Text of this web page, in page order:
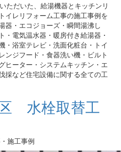
ただいた、給湯機器とキッチンリ
イレリフォーム工事の施工事例を
器・エコジョーズ・瞬間湯沸し
・電気温水器・暖房付き給湯器・
・浴室テレビ・洗面化粧台・トイ
ンジフード・食器洗い機・ビルト
ヒーター・システムキッチン・エ
採など住宅設備に関する全ての工
水栓取替工
施工事例